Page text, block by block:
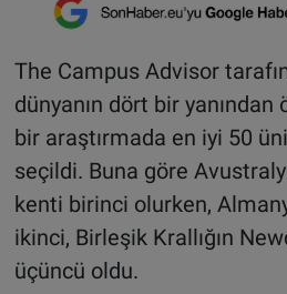
The Campus Advisor
dünyanın dört bir yanından
bir araştırmada en iyi 50
seçildi. Buna göre
kenti birinci olurken,
ikinci, Birleşik Krallığın
üçüncü oldu.